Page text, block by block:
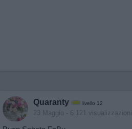
Quaranty livello 12
23 Maggio - 6.121 visualizzazioni